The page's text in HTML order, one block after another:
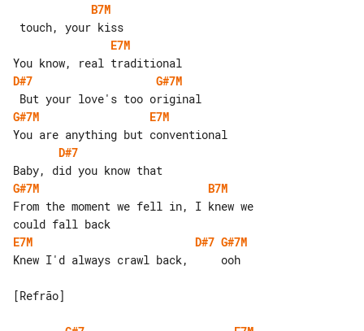
B7M
E7M
D#7
G#7M
G#7M
E7M
D#7
G#7M
B7M
From the moment we fell in, I knew we
E7M
D#7 G#7M
Knew I'd always crawl back,     ooh
[Refrão]